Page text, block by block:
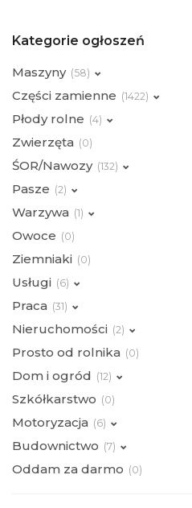
Kategorie ogłoszeń
Maszyny (58)
Części zamienne (1422)
Płody rolne (4)
Zwierzęta (0)
ŚOR/Nawozy (132)
Pasze (2)
Warzywa (1)
Owoce (0)
Ziemniaki (0)
Usługi (6)
Praca (31)
Nieruchomości (2)
Prosto od rolnika (0)
Dom i ogród (12)
Szkółkarstwo (0)
Motoryzacja (6)
Budownictwo (7)
Oddam za darmo (0)